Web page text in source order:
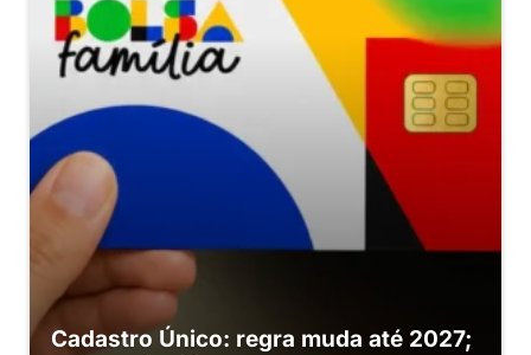
Cadastro Único: regra muda até 2027;